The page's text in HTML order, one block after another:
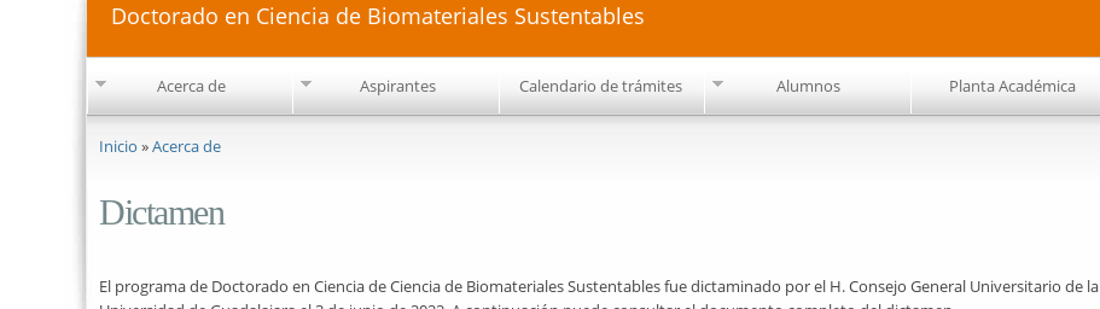
Doctorado en Ciencia de Biomateriales Sustentables
Acerca de Aspirantes Calendario de trámites Alumnos Planta Académica
Inicio »Acerca de
Dictamen
El programa de Doctorado en Ciencia de Ciencia de Biomateriales Sustentables fue dictaminado por el H. Consejo General Universitario de la